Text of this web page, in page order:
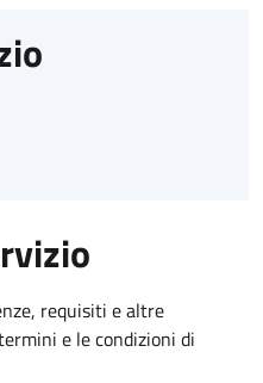
requisiti e altre
e le condizioni di